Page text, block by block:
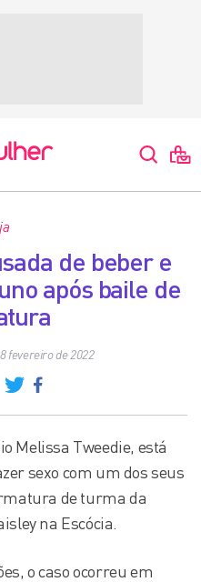
de beber e
após baile de
8 fevereiro de 2022
Melissa Tweedie, está
sexo com um dos seus
de turma da
na Escócia.
o caso ocorreu em